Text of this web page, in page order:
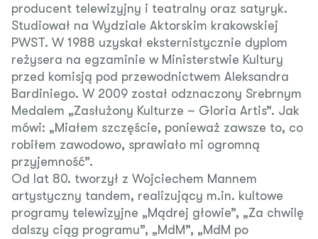
producent telewizyjny i teatralny oraz satyryk.
Studiował na Wydziale Aktorskim krakowskiej
PWST. W 1988 uzyskał eksternistycznie dyplom
reżysera na egzaminie w Ministerstwie Kultury
przed komisją pod przewodnictwem Aleksandra
Bardiniego. W 2009 został odznaczony Srebrnym
Medalem „Zasłużony Kulturze – Gloria Artis”. Jak
mówi: „Miałem szczęście, ponieważ zawsze to, co
robiłem zawodowo, sprawiało mi ogromną
przyjemność”.
Od lat 80. tworzył z Wojciechem Mannem
artystyczny tandem, realizujący m.in. kultowe
programy telewizyjne „Mądrej głowie”, „Za chwilę
dalszy ciąg programu”, „MdM”, „MdM po